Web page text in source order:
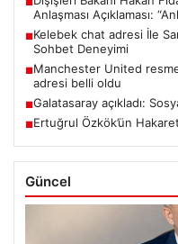
Anlaşması Açıklaması:
■Kelebek chat adresi İle
Sohbet Deneyimi
■Manchester United
adresi belli oldu
■Galatasaray açıkladı:
■Ertuğrul Özkök’ün
Güncel